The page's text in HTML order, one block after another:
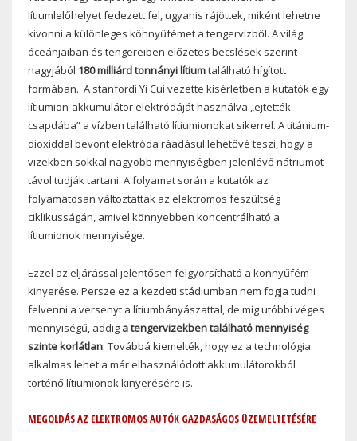
lítiumlelőhelyet fedezett fel, ugyanis rájöttek, miként lehetne
kivonni a különleges könnyűfémet a tengervízből. A világ
óceánjaiban és tengereiben előzetes becslések szerint
nagyjából 180 milliárd tonnányi lítiumtalálható hígított
formában. A stanfordi Yi Cui vezette kísérletben a kutatók egy
lítiumion-akkumulátor elektródáját használva „ejtették
csapdába” a vízben található lítiumionokat sikerrel. A titánium-
dioxiddal bevont elektróda ráadásul lehetővé teszi, hogy a
vizekben sokkal nagyobb mennyiségben jelenlévő nátriumot
távol tudják tartani. A folyamat során a kutatók az
folyamatosan változtattak az elektromos feszültség
ciklikusságán, amivel könnyebben koncentrálható a
lítiumionok mennyisége.
Ezzel az eljárással jelentősen felgyorsítható a könnyűfém
kinyerése. Persze ez a kezdeti stádiumban nem fogja tudni
felvenni a versenyt a lítiumbányászattal, de míg utóbbi véges
mennyiségű, addig a tengervizekben található mennyiség
szinte korlátlan. Továbbá kiemelték, hogy ez a technológia
alkalmas lehet a már elhasználódott akkumulátorokból
történő lítiumionok kinyerésére is.
MEGOLDÁS AZ ELEKTROMOS AUTÓK GAZDASÁGOS ÜZEMELTETÉSÉRE